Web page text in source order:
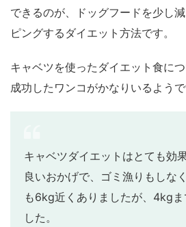
できるのが、ドッグフードを少し
ピングするダイエット方法です。
キャベツを使ったダイエット食に
成功したワンコがかなりいるようで
キャベツダイエットはとても効
良いおかげで、ゴミ漁りもしな
も6kg近くありましたが、 4kgま
した。